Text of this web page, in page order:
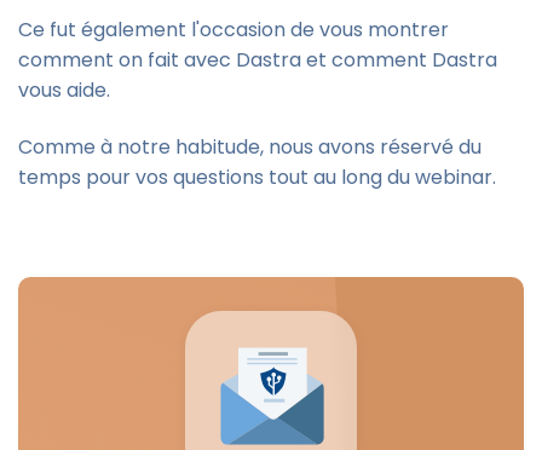
Ce fut également l'occasion de vous montrer
comment on fait avec Dastra et comment Dastra
vous aide.
Comme à notre habitude, nous avons réservé du
temps pour vos questions tout au long du webinar.